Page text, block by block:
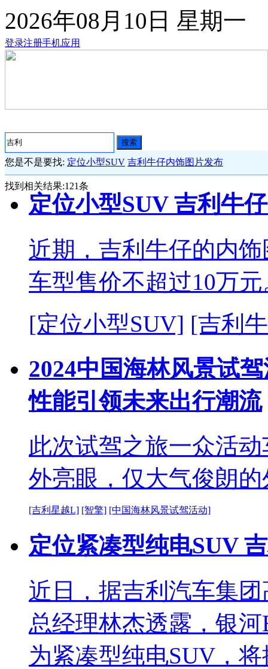
2026年08月10日 星期一
登录注册手机应用
搜索
您是不是要找: 定位小型SUV 吉利牛仔内饰图片发布
找到相关结果:121条
定位小型SUV 吉利牛
近期，吉利牛仔的内
车型售价不超过10万元
[定位小型SUV] [吉利
2024中国海林风景试
性能引领未来出行潮流
此次试驾之旅一众活
外亮眼，仅大气俊朗
[吉利星越L] [智擎] [中国海林风景试驾活动]
定位紧凑型纯电SUV
近日，据吉利汽车集
总经理林杰透露，银
为紧凑型纯电SUV，